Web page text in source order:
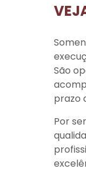
São
prazo
Por